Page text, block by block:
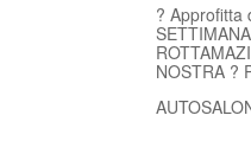
? Approfitta
NOSTRA ?